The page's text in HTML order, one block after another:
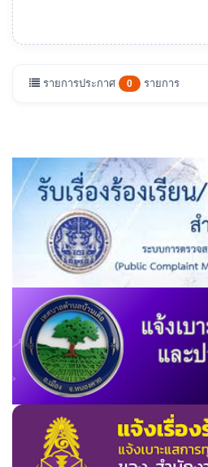
รายการประกาศ 0 รายการ